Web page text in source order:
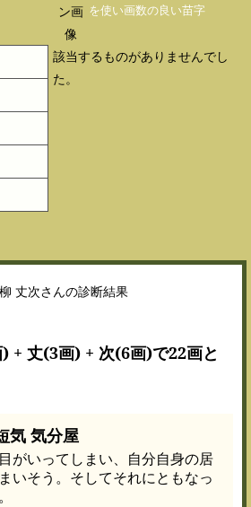
を使い画数の良い苗字
該当するものがありませんでし
た。
+ 丈(3画) + 次(6画)で22画と
気 気分屋
がいってしまい、自分自身の居
いそう。そしてそれにともなっ